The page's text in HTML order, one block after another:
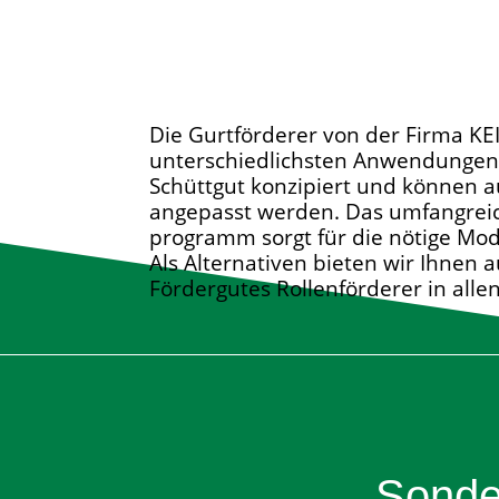
Die Gurtförderer von der Firma
unterschiedlichsten
Schüttgut konzipiert und können
angepasst werden. Das
programm sorgt für die nötige
Als Alternativen bieten wir Ihnen
Fördergutes Rollenförderer in